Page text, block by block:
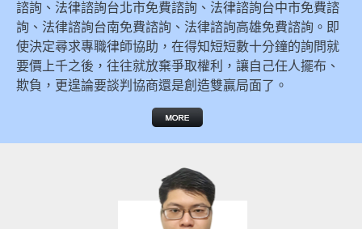
諮詢、法律諮詢台北市免費諮詢、法律諮詢台中市免費諮
詢、法律諮詢台南免費諮詢、法律諮詢高雄免費諮詢。即
使決定尋求專職律師協助，在得知短短數十分鐘的詢問就
要價上千之後，往往就放棄爭取權利，讓自己任人擺布、
欺負，更遑論要談判協商還是創造雙贏局面了。